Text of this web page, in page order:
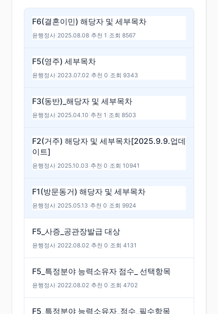
F6(결혼이민) 해당자 및 세부목차
윤행정사 2025.08.08 추천 1 조회 8567
F5(영주) 세부목차
윤행정사 2023.07.02 추천 0 조회 9343
F3(동반)_해당자 및 세부목차
윤행정사 2025.04.10 추천 1 조회 8503
F2(거주) 해당자 및 세부목차[2025.9.9.업데
이트]
윤행정사 2025.10.03 추천 0 조회 10941
F1(방문동거) 해당자 및 세부목차
윤행정사 2025.05.13 추천 0 조회 9924
F5_사증_공관장발급 대상
윤행정사 2022.08.02 추천 0 조회 4131
F5_특정분야 능력소유자 점수_ 선택항목
윤행정사 2022.08.02 추천 0 조회 4702
F5_특정분야 능력소유자_점수_필수항목